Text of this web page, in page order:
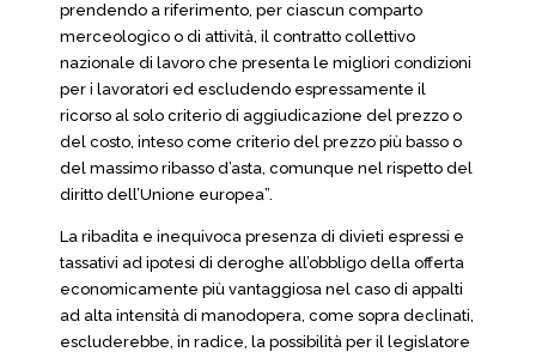
prendendo a riferimento, per ciascun comparto
merceologico o di attività, il contratto collettivo
nazionale di lavoro che presenta le migliori condizioni
per i lavoratori ed escludendo espressamente il
ricorso al solo criterio di aggiudicazione del prezzo o
del costo, inteso come criterio del prezzo più basso o
del massimo ribasso d’asta, comunque nel rispetto del
diritto dell’Unione europea”.
La ribadita e inequivoca presenza di divieti espressi e
tassativi ad ipotesi di deroghe all’obbligo della offerta
economicamente più vantaggiosa nel caso di appalti
ad alta intensità di manodopera, come sopra declinati,
escluderebbe, in radice, la possibilità per il legislatore